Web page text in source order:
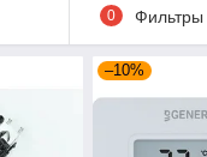
0 Фильтры
–10%